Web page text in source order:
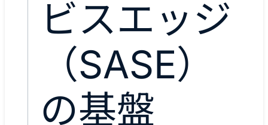
ビスエッジ
（SASE）
の基盤